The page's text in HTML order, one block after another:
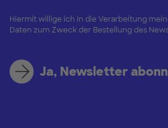
Hiermit willige ich in die Verarbeitung
Daten zum Zweck der Bestellung des
Ja, Newsletter